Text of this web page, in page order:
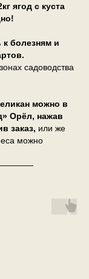
ягод с куста
к болезням и
садоводства
можно в
Орёл, нажав
заказ, или же
можно